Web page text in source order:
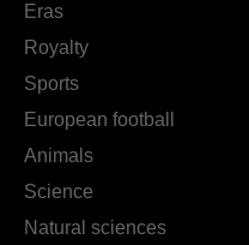
Eras
Royalty
Sports
European football
Animals
Science
Natural sciences